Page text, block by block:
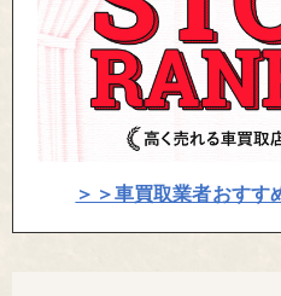
＞＞車買取業者おすす